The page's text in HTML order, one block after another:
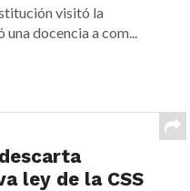
visitó la
docencia a com...
ley de la CSS